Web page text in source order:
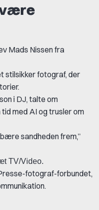
Mads Nissen fra
stilsikker fotograf, der
i DJ, talte om
tid med AI og trusler om
sandheden frem,”
TV/Video.
fotograf-forbundet,